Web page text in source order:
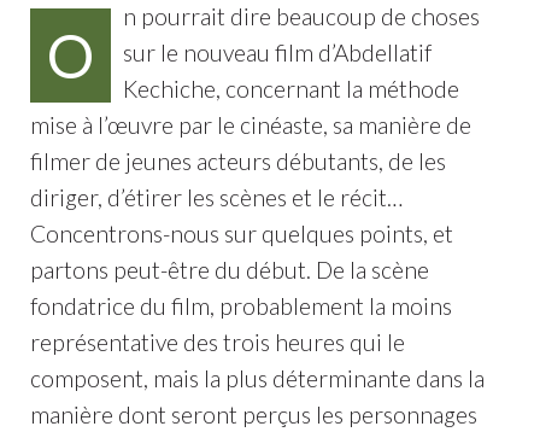
O
n pourrait dire beaucoup de choses
sur le nouveau film d’Abdellatif
Kechiche, concernant la méthode
mise à l’œuvre par le cinéaste, sa manière de
filmer de jeunes acteurs débutants, de les
diriger, d’étirer les scènes et le récit…
Concentrons-nous sur quelques points, et
partons peut-être du début. De la scène
fondatrice du film, probablement la moins
représentative des trois heures qui le
composent, mais la plus déterminante dans la
manière dont seront perçus les personnages